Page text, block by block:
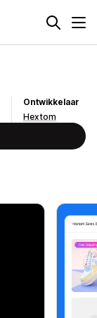
Ontwikkelaar
Hextom